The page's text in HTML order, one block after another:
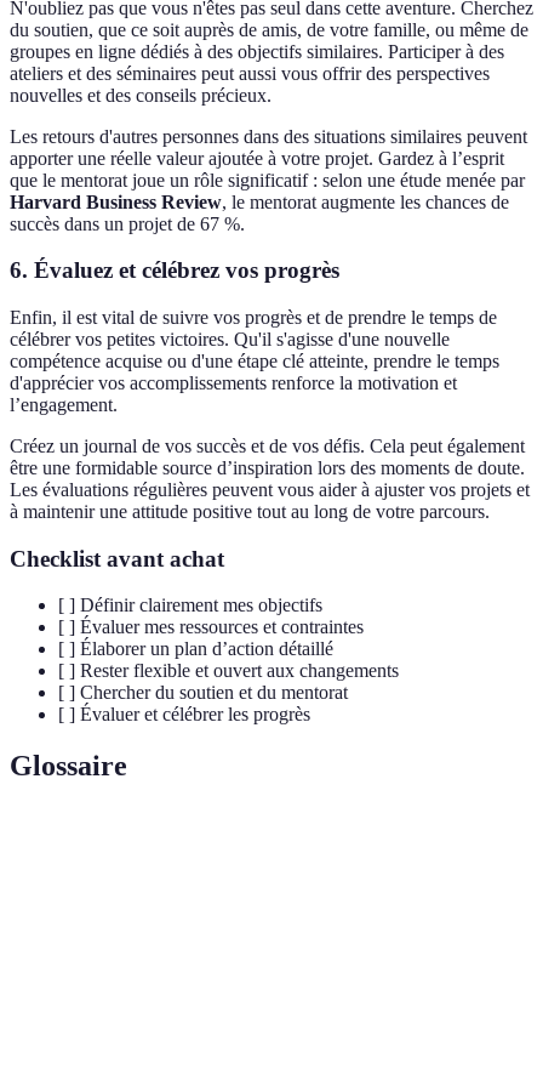
N'oubliez pas que vous n'êtes pas seul dans cette aventure. Cherchez
du soutien, que ce soit auprès de amis, de votre famille, ou même de
groupes en ligne dédiés à des objectifs similaires. Participer à des
ateliers et des séminaires peut aussi vous offrir des perspectives
nouvelles et des conseils précieux.
Les retours d'autres personnes dans des situations similaires peuvent
apporter une réelle valeur ajoutée à votre projet. Gardez à l’esprit
que le mentorat joue un rôle significatif : selon une étude menée par
Harvard Business Review, le mentorat augmente les chances de
succès dans un projet de 67 %.
6. Évaluez et célébrez vos progrès
Enfin, il est vital de suivre vos progrès et de prendre le temps de
célébrer vos petites victoires. Qu'il s'agisse d'une nouvelle
compétence acquise ou d'une étape clé atteinte, prendre le temps
d'apprécier vos accomplissements renforce la motivation et
l’engagement.
Créez un journal de vos succès et de vos défis. Cela peut également
être une formidable source d’inspiration lors des moments de doute.
Les évaluations régulières peuvent vous aider à ajuster vos projets et
à maintenir une attitude positive tout au long de votre parcours.
Checklist avant achat
[ ] Définir clairement mes objectifs
[ ] Évaluer mes ressources et contraintes
[ ] Élaborer un plan d’action détaillé
[ ] Rester flexible et ouvert aux changements
[ ] Chercher du soutien et du mentorat
[ ] Évaluer et célébrer les progrès
Glossaire